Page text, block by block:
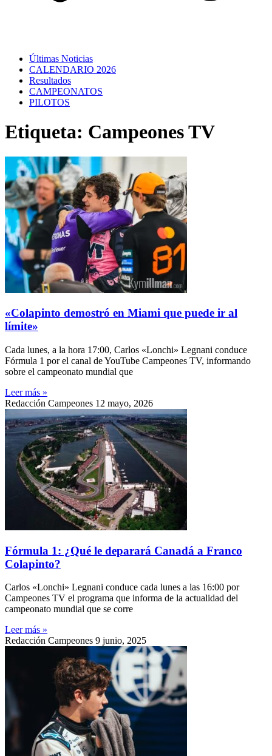
Últimas Noticias
CALENDARIO 2026
Resultados
CAMPEONATOS
PILOTOS
Etiqueta: Campeones TV
«Colapinto demostró en Miami que puede ir al
límite»
Cada lunes, a la hora 17:00, Carlos «Lonchi» Legnani conduce
Fórmula 1 por el canal de YouTube Campeones TV, informando
sobre el campeonato mundial que
Leer más »
Redacción Campeones 12 mayo, 2026
Fórmula 1: ¿Qué le deparará Canadá a Franco
Colapinto?
Carlos «Lonchi» Legnani conduce cada lunes a las 16:00 por
Campeones TV el programa que informa de la actualidad del
campeonato mundial que se corre
Leer más »
Redacción Campeones 9 junio, 2025